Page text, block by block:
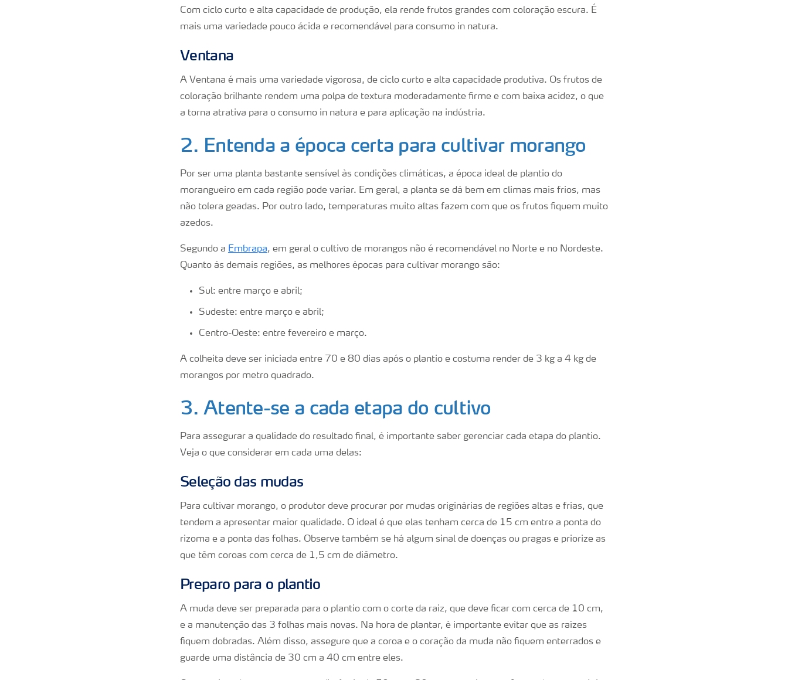
Com ciclo curto e alta capacidade de produção, ela rende frutos grandes com coloração escura. É
mais uma variedade pouco ácida e recomendável para consumo in natura.
Ventana
A Ventana é mais uma variedade vigorosa, de ciclo curto e alta capacidade produtiva. Os frutos de
coloração brilhante rendem uma polpa de textura moderadamente firme e com baixa acidez, o que
a torna atrativa para o consumo in natura e para aplicação na indústria.
2. Entenda a época certa para cultivar morango
Por ser uma planta bastante sensível às condições climáticas, a época ideal de plantio do
morangueiro em cada região pode variar. Em geral, a planta se dá bem em climas mais frios, mas
não tolera geadas. Por outro lado, temperaturas muito altas fazem com que os frutos fiquem muito
azedos.
Segundo a Embrapa, em geral o cultivo de morangos não é recomendável no Norte e no Nordeste.
Quanto às demais regiões, as melhores épocas para cultivar morango são:
Sul: entre março e abril;
Sudeste: entre março e abril;
Centro-Oeste: entre fevereiro e março.
A colheita deve ser iniciada entre 70 e 80 dias após o plantio e costuma render de 3 kg a 4 kg de
morangos por metro quadrado.
3. Atente-se a cada etapa do cultivo
Para assegurar a qualidade do resultado final, é importante saber gerenciar cada etapa do plantio.
Veja o que considerar em cada uma delas:
Seleção das mudas
Para cultivar morango, o produtor deve procurar por mudas originárias de regiões altas e frias, que
tendem a apresentar maior qualidade. O ideal é que elas tenham cerca de 15 cm entre a ponta do
rizoma e a ponta das folhas. Observe também se há algum sinal de doenças ou pragas e priorize as
que têm coroas com cerca de 1,5 cm de diâmetro.
Preparo para o plantio
A muda deve ser preparada para o plantio com o corte da raiz, que deve ficar com cerca de 10 cm,
e a manutenção das 3 folhas mais novas. Na hora de plantar, é importante evitar que as raízes
fiquem dobradas. Além disso, assegure que a coroa e o coração da muda não fiquem enterrados e
guarde uma distância de 30 cm a 40 cm entre eles.